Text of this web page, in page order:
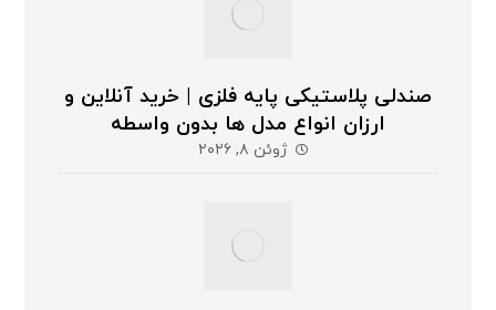
صندلی پلاستیکی پایه فلزی | خرید آنلاین و
ارزان انواع مدل ها بدون واسطه
ژوئن ۸, ۲۰۲۶